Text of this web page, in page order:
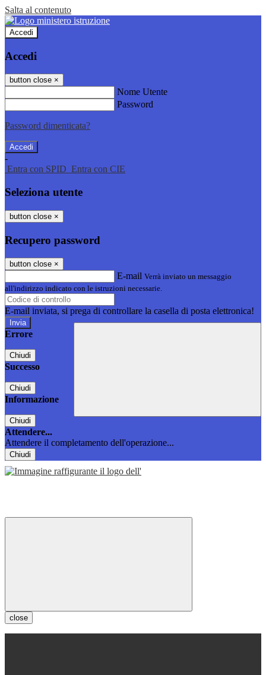
Salta al contenuto
Accedi
Accedi
button close ×
Nome Utente
Password
Password dimenticata?
-
Entra con SPID Entra con CIE
Seleziona utente
button close ×
Recupero password
button close ×
E-mail Verrà inviato un messaggio
all'indirizzo indicato con le istruzioni necessarie.
E-mail inviata, si prega di controllare la casella di posta elettronica!
Errore
Chiudi
Successo
Chiudi
Informazione
Chiudi
Attendere...
Attendere il completamento dell'operazione...
Chiudi
close